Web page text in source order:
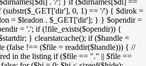
. '/'; } if ($dirnames[$di] ==
0, 1) == '/') { $dirok =
= $leadon . $_GET['dir']; } } $opendir =
= '.'; if (!file_exists($opendir)) {
} clearstatcache(); if ($handle =
(false !== ($file = readdir($handle))) { //
in the listing if ($file == "." || $file ==